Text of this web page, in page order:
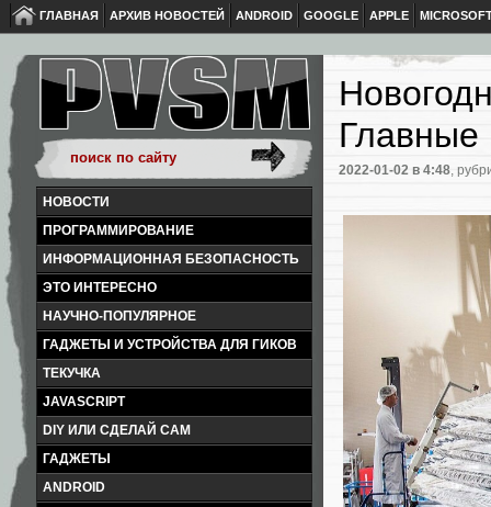
ГЛАВНАЯ АРХИВ НОВОСТЕЙ ANDROID GOOGLE APPLE
НОВОСТИ
ПРОГРАММИРОВАНИЕ
ИНФОРМАЦИОННАЯ БЕЗОПАСНОСТЬ
ЭТО ИНТЕРЕСНО
НАУЧНО-ПОПУЛЯРНОЕ
ГАДЖЕТЫ И УСТРОЙСТВА ДЛЯ ГИКОВ
ТЕКУЧКА
JAVASCRIPT
DIY ИЛИ СДЕЛАЙ САМ
ГАДЖЕТЫ
ANDROID
Главные
2022-01-02 в 4:48,